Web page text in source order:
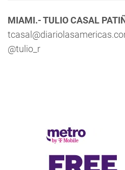
MIAMI.- TULIO CASAL
@tulio_r